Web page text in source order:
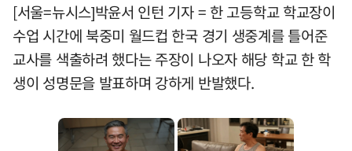
[서울=뉴시스]박윤서 인턴 기자 = 한 고등학교 학교장이
수업 시간에 북중미 월드컵 한국 경기 생중계를 틀어준
교사를 색출하려 했다는 주장이 나오자 해당 학교 한 학
생이 성명문을 발표하며 강하게 반발했다.